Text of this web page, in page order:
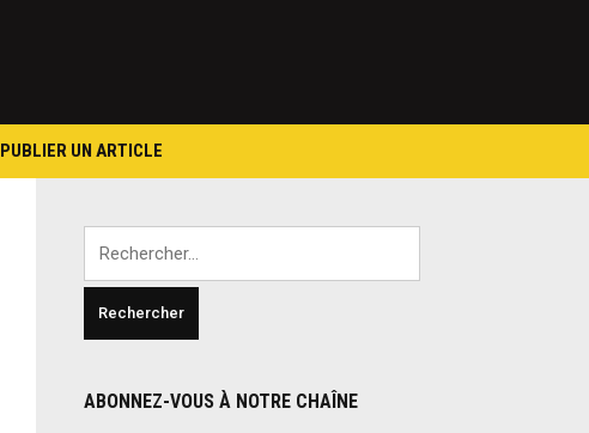
PUBLIER UN ARTICLE
ABONNEZ-VOUS À NOTRE CHAÎNE